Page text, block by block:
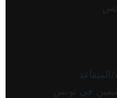
في تونس